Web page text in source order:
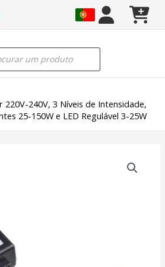
240V, 3 Níveis de Intensidade,
25-150W e LED Regulável 3-25W